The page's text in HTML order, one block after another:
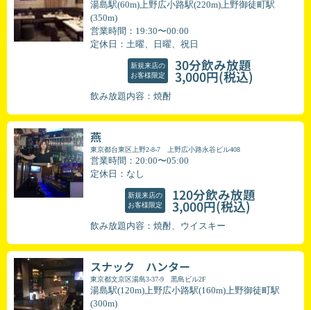
湯島駅(60m)上野広小路駅(220m)上野御徒町駅
(350m)
営業時間：19:30〜00:00
定休日：土曜、日曜、祝日
新規来店の
お客様限定
30分飲み放題
3,000円(税込)
飲み放題内容：焼酎
燕
東京都台東区上野2-8-7 上野広小路永谷ビル408
営業時間：20:00〜05:00
定休日：なし
新規来店の
お客様限定
120分飲み放題
3,000円(税込)
飲み放題内容：焼酎、ウイスキー
スナック ハンター
東京都文京区湯島3-37-9 黒島ビル2F
湯島駅(120m)上野広小路駅(160m)上野御徒町駅
(300m)